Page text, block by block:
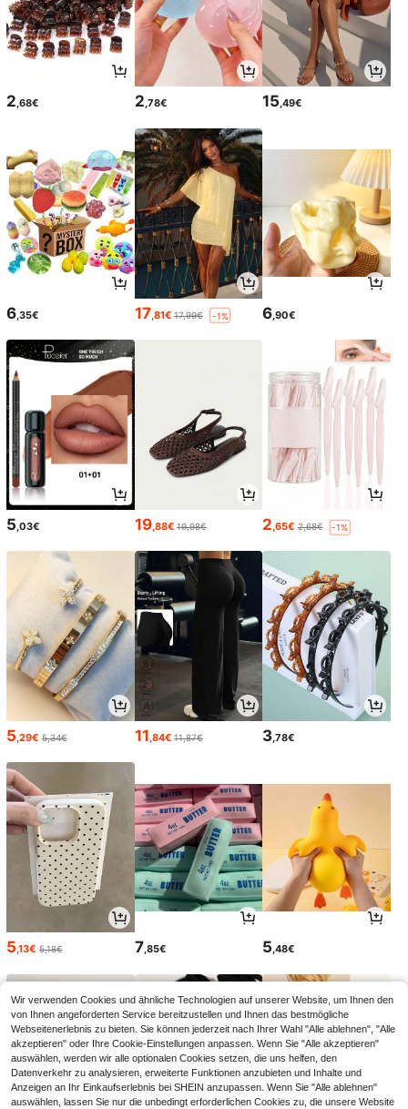
2,68€ 2,78€ 15,49€
6 ,35€ 17 ,81€ 17,99€ -1% 6 ,90€
5,03€ 19,88€ 19,98€ 2,65€ 2,68€ -1%
5,29€ 5,34€ 11,84€ 11,87€ 3,78€
5,13€ 5,18€ 7,85€ 5,48€
Wir verwenden Cookies und ähnliche Technologien auf unserer Website, um Ihnen den
von Ihnen angeforderten Service bereitzustellen und Ihnen das bestmögliche
Webseitenerlebnis zu bieten. Sie können jederzeit nach Ihrer Wahl "Alle ablehnen", "Alle
akzeptieren" oder Ihre Cookie-Einstellungen anpassen. Wenn Sie "Alle akzeptieren"
auswählen, werden wir alle optionalen Cookies setzen, die uns helfen, den
Datenverkehr zu analysieren, erweiterte Funktionen anzubieten und Inhalte und
Anzeigen an Ihr Einkaufserlebnis bei SHEIN anzupassen. Wenn Sie "Alle ablehnen"
auswählen, lassen Sie nur die unbedingt erforderlichen Cookies zu, die unsere Website